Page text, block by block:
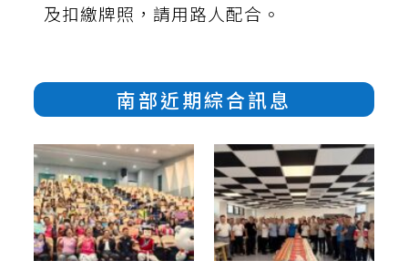
及扣繳牌照，請用路人配合。
南部近期綜合訊息